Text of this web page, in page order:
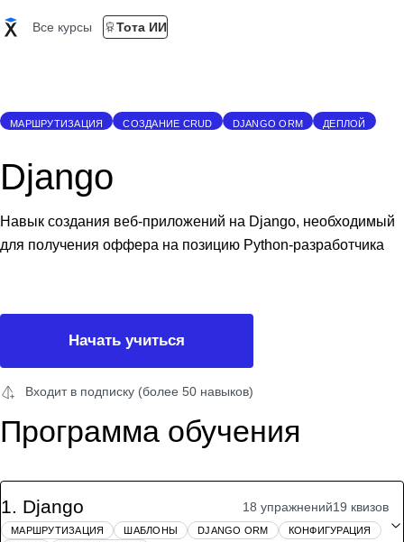
Все курсы Тота ИИ
МАРШРУТИЗАЦИЯ СОЗДАНИЕ CRUD DJANGO ORM ДЕПЛОЙ
Django
Навык создания веб-приложений на Django, необходимый
для получения оффера на позицию Python-разработчика
Начать учиться
Входит в подписку (более 50 навыков)
Программа обучения
1. Django 18 упражнений19 квизов
МАРШРУТИЗАЦИЯ ШАБЛОНЫ DJANGO ORM
КОНФИГУРАЦИЯ